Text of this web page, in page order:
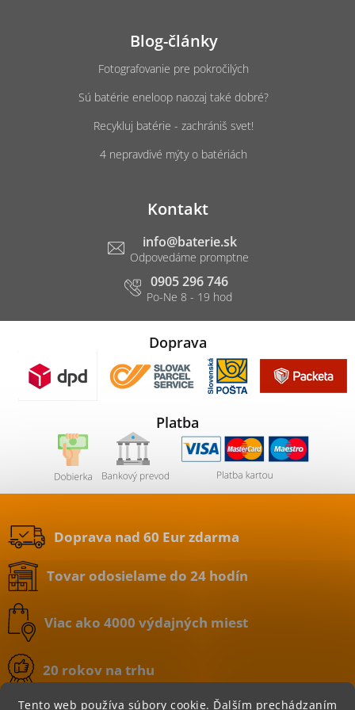
Tento web používa súbory cookie. Ďalším prechádzaním
Blog-články
Fotografovanie pre pokročilých
Sú batérie eneloop naozaj také dobré?
Recykluj batérie - zachrániš svet!
4 nepravdivé mýty o batériách
Kontakt
info@baterie.sk
0905 296 746
Doprava
Platba
Doprava nad 60 Eur zdarma
Tovar odosielame do 24 hodín
Viac ako 4000 výdajných miest
20 rokov na trhu